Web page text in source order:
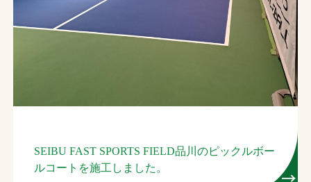
検索
ソーシャルメディアポリシー
SEIBU FAST SPORTS FIELD品川のピックルボー
ルコートを施工しました。